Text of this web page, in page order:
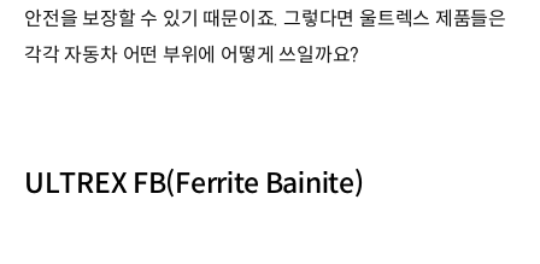
안전을 보장할 수 있기 때문이죠. 그렇다면 울트렉스 제품들은
각각 자동차 어떤 부위에 어떻게 쓰일까요?
ULTREX FB(Ferrite Bainite)